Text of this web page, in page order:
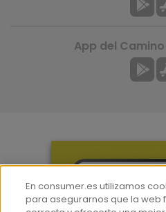
App del
En consumer.es utilizamos
para asegurarnos que la web